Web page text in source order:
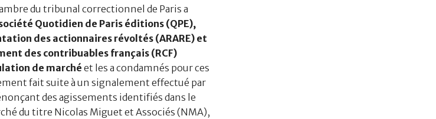
du tribunal correctionnel de Paris a
Quotidien de Paris éditions (QPE),
des actionnaires révoltés (ARARE) et
des contribuables français (RCF)
de marchéet les a condamnés pour ces
fait suite à un signalement effectué par
des agissements identifiés dans le
du titre Nicolas Miguet et Associés (NMA),